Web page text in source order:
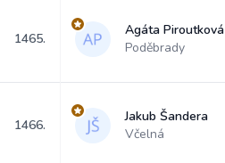
1465.
Agáta Piroutková
Poděbrady
1466.
Jakub Šandera
Včelná